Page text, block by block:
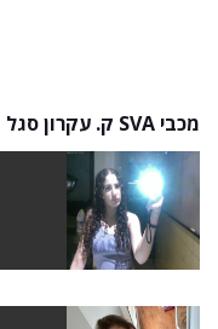
מכבי SVA ק. עקרון סגל הקבוצה